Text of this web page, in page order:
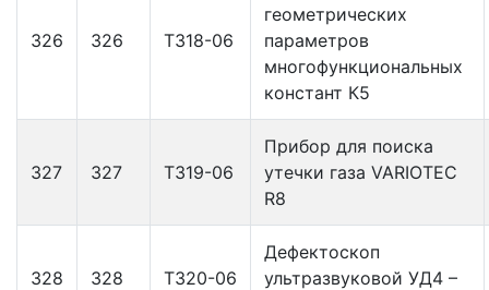
326 326 T318-06
геометрических
параметров
многофункциональных
констант К5
327 327 Т319-06
Прибор для поиска
утечки газа VARIOTEC
R8
328 328 Т320-06
Дефектоскоп
ультразвуковой УД4 –